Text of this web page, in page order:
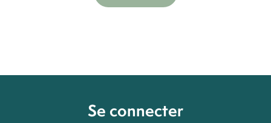
Se connecter